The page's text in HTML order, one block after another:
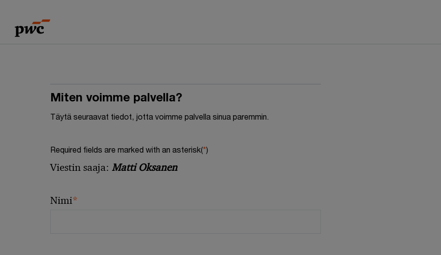
content
footer
Miten voimme palvella?
Täytä seuraavat tiedot, jotta voimme palvella sinua paremmin.
Required fields are marked with an asterisk(*)
Viestin saaja: Matti Oksanen
Nimi*